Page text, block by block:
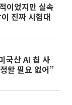
이었지만 실속
진짜 시험대
국산 AI 칩 사
할 필요 없어”